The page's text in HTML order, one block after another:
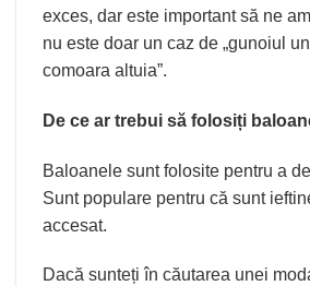
exces, dar este important să ne
nu este doar un caz de „gunoiul
comoara altuia”.
De ce ar trebui să folosiți
Baloanele sunt folosite pentru a
Sunt populare pentru că sunt
accesat.
Dacă sunteți în căutarea unei